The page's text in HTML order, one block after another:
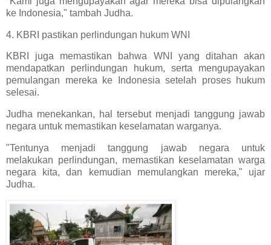
ke Indonesia," tambah Judha.
4. KBRI pastikan perlindungan hukum WNI
KBRI juga memastikan bahwa WNI yang ditahan akan
mendapatkan perlindungan hukum, serta mengupayakan
pemulangan mereka ke Indonesia setelah proses hukum
selesai.
Judha menekankan, hal tersebut menjadi tanggung jawab
negara untuk memastikan keselamatan warganya.
"Tentunya menjadi tanggung jawab negara untuk
melakukan perlindungan, memastikan keselamatan warga
negara kita, dan kemudian memulangkan mereka," ujar
Judha.